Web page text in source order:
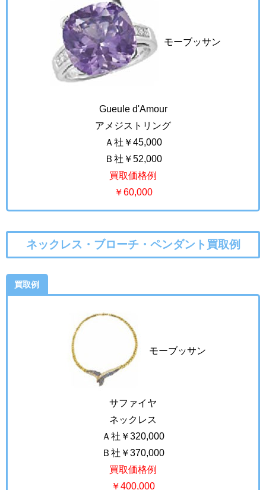
モーブッサン
Gueule d'Amour
アメジストリング
Ａ社￥45,000
Ｂ社￥52,000
買取価格例
￥60,000
ネックレス・ブローチ・ペンダント買取例
買取例
モーブッサン
サファイヤ
ネックレス
Ａ社￥320,000
Ｂ社￥370,000
買取価格例
￥400,000